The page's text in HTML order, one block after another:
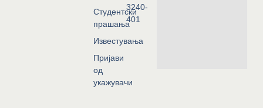
Студентски
прашања
Известувања
Пријави
од
укажувачи
3240-
401